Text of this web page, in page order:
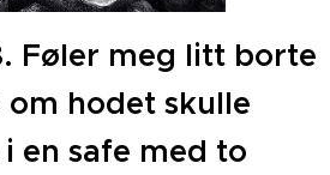
Føler meg litt borte
om hodet skulle
en safe med to